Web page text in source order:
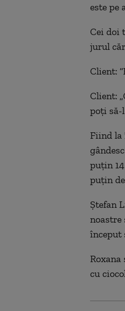
este pe
Cei doi
jurul
Client:
Client: „
poți să-
Fiind la
puţin
puţin
Ștefan
noastre
început
cu